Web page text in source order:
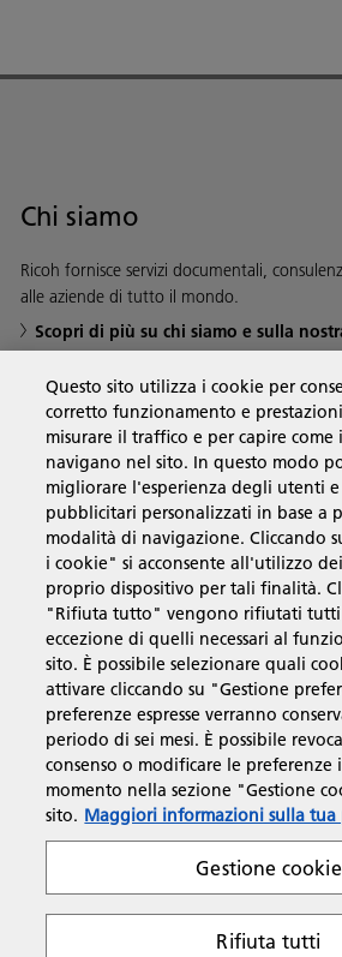
Chi siamo
Ricoh fornisce servizi documentali,
alle aziende di tutto il mondo.
Scopri di più su chi siamo e sulla
Soluzioni
Prodotti e servizi
Supporto
Link utili
Seguici sui social
Policy sui cookie
Questo sito utilizza i cookie per
corretto funzionamento e
misurare il traffico e per capire come
navigano nel sito. In questo modo
migliorare l'esperienza degli utenti
pubblicitari personalizzati in base a
modalità di navigazione. Cliccando
i cookie" si acconsente all'utilizzo
proprio dispositivo per tali finalità.
"Rifiuta tutto" vengono rifiutati tutti
eccezione di quelli necessari al
sito. È possibile selezionare quali
attivare cliccando su "Gestione
preferenze espresse verranno
periodo di sei mesi. È possibile
consenso o modificare le preferenze
momento nella sezione "Gestione
sito. Maggiori informazioni sulla tua
Gestione cookie
Rifiuta tutti